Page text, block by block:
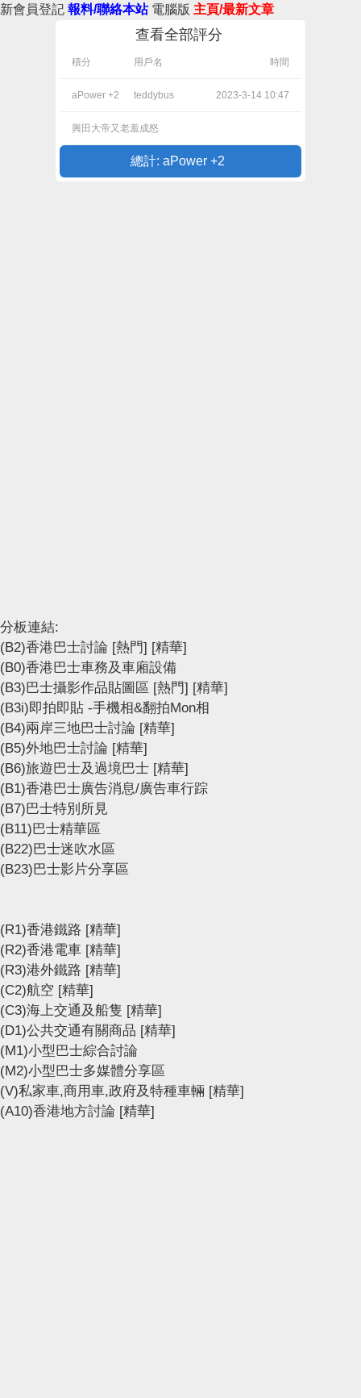
新會員登記 報料/聯絡本站 電腦版 主頁/最新文章
查看全部評分
積分 用戶名 時間
aPower +2 teddybus 2023-3-14 10:47
興田大帝又老羞成怒
總計: aPower +2
分板連結:
(B2)香港巴士討論 [熱門] [精華]
(B0)香港巴士車務及車廂設備
(B3)巴士攝影作品貼圖區 [熱門] [精華]
(B3i)即拍即貼 -手機相&翻拍Mon相
(B4)兩岸三地巴士討論 [精華]
(B5)外地巴士討論 [精華]
(B6)旅遊巴士及過境巴士 [精華]
(B1)香港巴士廣告消息/廣告車行踪
(B7)巴士特別所見
(B11)巴士精華區
(B22)巴士迷吹水區
(B23)巴士影片分享區
(R1)香港鐵路 [精華]
(R2)香港電車 [精華]
(R3)港外鐵路 [精華]
(C2)航空 [精華]
(C3)海上交通及船隻 [精華]
(D1)公共交通有關商品 [精華]
(M1)小型巴士綜合討論
(M2)小型巴士多媒體分享區
(V)私家車,商用車,政府及特種車輛 [精華]
(A10)香港地方討論 [精華]